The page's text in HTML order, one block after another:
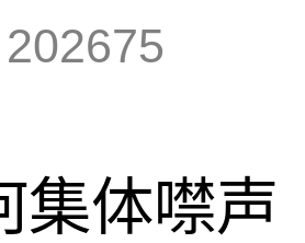
202675
集体噤声